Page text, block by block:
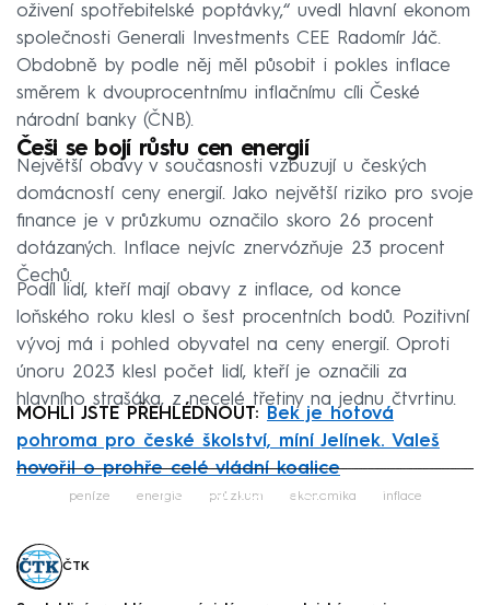
oživení spotřebitelské poptávky,“ uvedl hlavní ekonom
společnosti Generali Investments CEE Radomír Jáč.
Obdobně by podle něj měl působit i pokles inflace
směrem k dvouprocentnímu inflačnímu cíli České
národní banky (ČNB).
Češi se bojí růstu cen energií
Největší obavy v současnosti vzbuzují u českých
domácností ceny energií. Jako největší riziko pro svoje
finance je v průzkumu označilo skoro 26 procent
dotázaných. Inflace nejvíc znervózňuje 23 procent
Čechů.
Podíl lidí, kteří mají obavy z inflace, od konce
loňského roku klesl o šest procentních bodů. Pozitivní
vývoj má i pohled obyvatel na ceny energií. Oproti
únoru 2023 klesl počet lidí, kteří je označili za
hlavního strašáka, z necelé třetiny na jednu čtvrtinu.
MOHLI JSTE PŘEHLÉDNOUT:
Bek je hotová
pohroma pro české školství, míní Jelínek. Valeš
hovořil o prohře celé vládní koalice
Failed to fetch
peníze energie průzkum ekonomika inflace
ČTK